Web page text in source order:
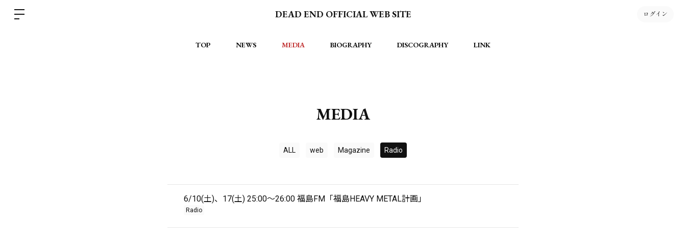
DEAD END OFFICIAL WEB SITE ログイン
TOP NEWS MEDIA BIOGRAPHY DISCOGRAPHY LINK
MEDIA
ALL web Magazine Radio
6/10(土)、17(土) 25:00～26:00 福島FM「福島HEAVY METAL計画」
Radio